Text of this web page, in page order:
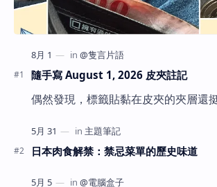
隨手寫 August 1, 2026 皮夾註記
偶然發現，標籤貼黏在皮夾的夾層還挺
日本肉食解禁：禁忌菜單的歷史味道